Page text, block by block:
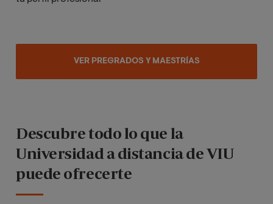
VER PREGRADOS Y MAESTRÍAS
Descubre todo lo que la
Universidad a distancia de VIU
puede ofrecerte